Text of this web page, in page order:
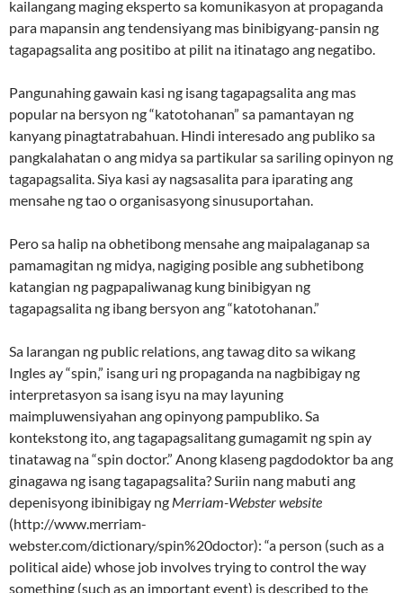
kailangang maging eksperto sa komunikasyon at propaganda
para mapansin ang tendensiyang mas binibigyang-pansin ng
tagapagsalita ang positibo at pilit na itinatago ang negatibo.
Pangunahing gawain kasi ng isang tagapagsalita ang mas
popular na bersyon ng “katotohanan” sa pamantayan ng
kanyang pinagtatrabahuan. Hindi interesado ang publiko sa
pangkalahatan o ang midya sa partikular sa sariling opinyon ng
tagapagsalita. Siya kasi ay nagsasalita para iparating ang
mensahe ng tao o organisasyong sinusuportahan.
Pero sa halip na obhetibong mensahe ang maipalaganap sa
pamamagitan ng midya, nagiging posible ang subhetibong
katangian ng pagpapaliwanag kung binibigyan ng
tagapagsalita ng ibang bersyon ang “katotohanan.”
Sa larangan ng public relations, ang tawag dito sa wikang
Ingles ay “spin,” isang uri ng propaganda na nagbibigay ng
interpretasyon sa isang isyu na may layuning
maimpluwensiyahan ang opinyong pampubliko. Sa
kontekstong ito, ang tagapagsalitang gumagamit ng spin ay
tinatawag na “spin doctor.” Anong klaseng pagdodoktor ba ang
ginagawa ng isang tagapagsalita? Suriin nang mabuti ang
depenisyong ibinibigay ng Merriam-Webster website
(http://www.merriam-
webster.com/dictionary/spin%20doctor): “a person (such as a
political aide) whose job involves trying to control the way
something (such as an important event) is described to the